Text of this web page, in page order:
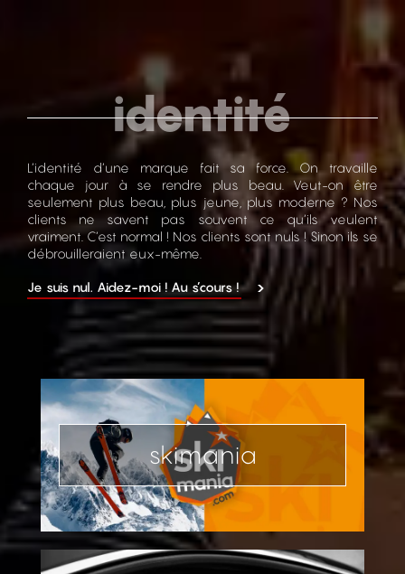
L’identité d’une marque fait sa force. On travaille
chaque jour à se rendre plus beau. Veut-on être
seulement plus beau, plus jeune, plus moderne ? Nos
clients ne savent pas souvent ce qu’ils veulent
vraiment. C’est normal ! Nos clients sont nuls ! Sinon ils se
débrouilleraient eux-même.
Je suis nul. Aidez-moi ! Au s’cours !
identité
skimania